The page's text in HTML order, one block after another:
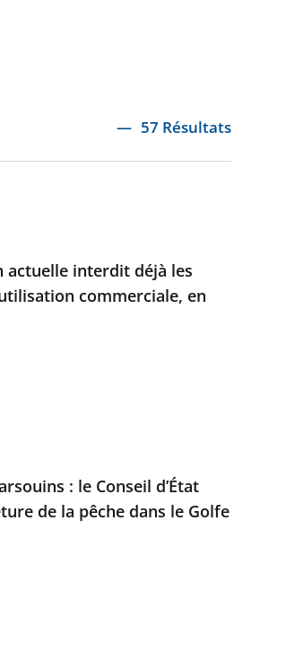
57 Résultats
actuelle interdit déjà les
commerciale, en
: le Conseil d’État
de la pêche dans le Golfe